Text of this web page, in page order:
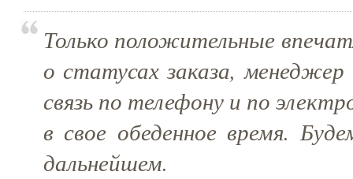
Только положительные
о статусах заказа, менеджер
связь по телефону и по
в свое обеденное время.
дальнейшем.